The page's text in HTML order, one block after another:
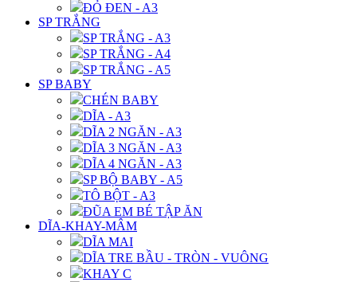
ĐỎ ĐEN - A3
SP TRẮNG
SP TRẮNG - A3
SP TRẮNG - A4
SP TRẮNG - A5
SP BABY
CHÉN BABY
DĨA - A3
DĨA 2 NGĂN - A3
DĨA 3 NGĂN - A3
DĨA 4 NGĂN - A3
SP BỘ BABY - A5
TÔ BỘT - A3
ĐŨA EM BÉ TẬP ĂN
DĨA-KHAY-MÂM
DĨA MAI
DĨA TRE BẦU - TRÒN - VUÔNG
KHAY C